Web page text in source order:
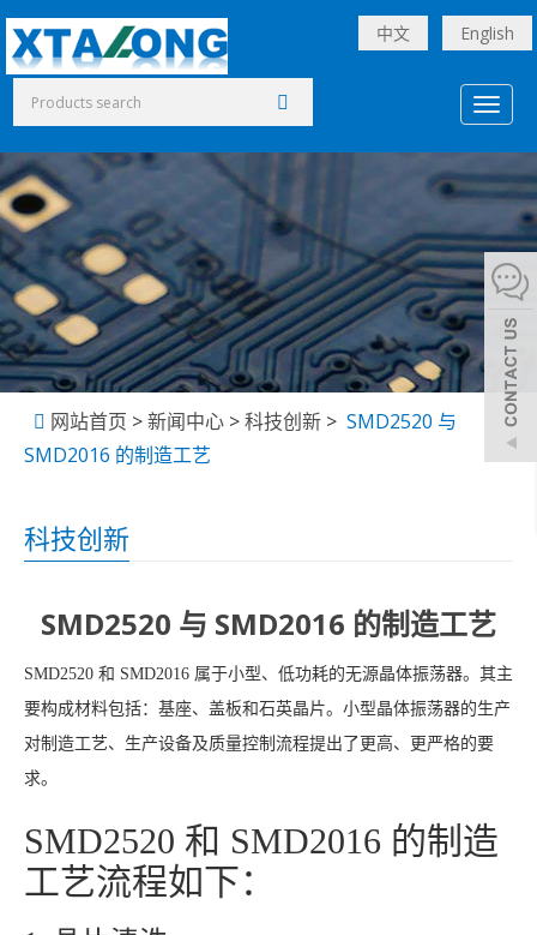
中文 English
网站首页 >新闻中心 >科技创新 > SMD2520 与
SMD2016 的制造工艺
科技创新
SMD2520 与 SMD2016 的制造工艺
SMD2520 和 SMD2016 属于小型、低功耗的无源晶体振荡器。其主
要构成材料包括：基座、盖板和石英晶片。小型晶体振荡器的生产
对制造工艺、生产设备及质量控制流程提出了更高、更严格的要
求。
SMD2520 和 SMD2016 的制造
工艺流程如下：